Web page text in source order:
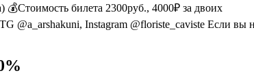
💰Стоимость билета 2300руб., 4000₽ за двоих
@a_arshakuni, Instagram @floriste_caviste Если